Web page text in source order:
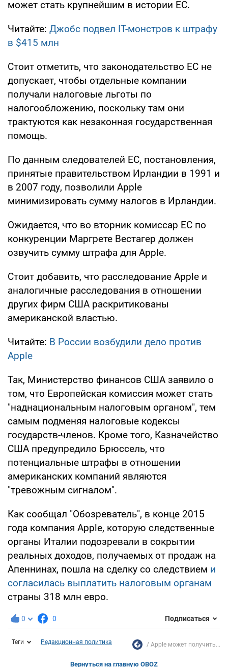
может стать крупнейшим в истории ЕС.
Читайте: Джобс подвел IT-монстров к штрафу
в $415 млн
Стоит отметить, что законодательство ЕС не
допускает, чтобы отдельные компании
получали налоговые льготы по
налогообложению, поскольку там они
трактуются как незаконная государственная
помощь.
По данным следователей ЕС, постановления,
принятые правительством Ирландии в 1991 и
в 2007 году, позволили Apple
минимизировать сумму налогов в Ирландии.
Ожидается, что во вторник комиссар ЕС по
конкуренции Маргрете Вестагер должен
озвучить сумму штрафа для Apple.
Стоит добавить, что расследование Apple и
аналогичные расследования в отношении
других фирм США раскритикованы
американской властью.
Читайте: В России возбудили дело против
Apple
Так, Министерство финансов США заявило о
том, что Европейская комиссия может стать
"наднациональным налоговым органом", тем
самым подменяя налоговые кодексы
государств-членов. Кроме того, Казначейство
США предупредило Брюссель, что
потенциальные штрафы в отношении
американских компаний являются
"тревожным сигналом".
Как сообщал "Обозреватель", в конце 2015
года компания Apple, которую следственные
органы Италии подозревали в сокрытии
реальных доходов, получаемых от продаж на
Апеннинах, пошла на сделку со следствием и
согласилась выплатить налоговым органам
страны 318 млн евро.
0 0 Подписаться
Теги Редакционная политика Apple может получить...
Вернуться на главную OBOZ